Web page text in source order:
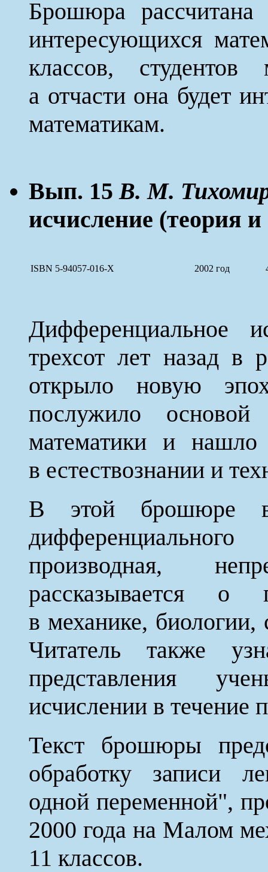
Брошюра
интересующихся
классов,
а отчасти она будет
математикам.
Вып. 15 В. М.
исчисление (теория
ISBN 5-94057-016-X 2002 год
Дифференциальное
трехсот лет назад в
открыло новую
послужило основой
математики и нашло
в естествознании и
В этой брошюре
производная,
рассказывается о
в механике, биологии,
Читатель также
представления
исчислении в течение
Текст брошюры
обработку записи
одной переменной",
2000 года на Малом
11 классов.